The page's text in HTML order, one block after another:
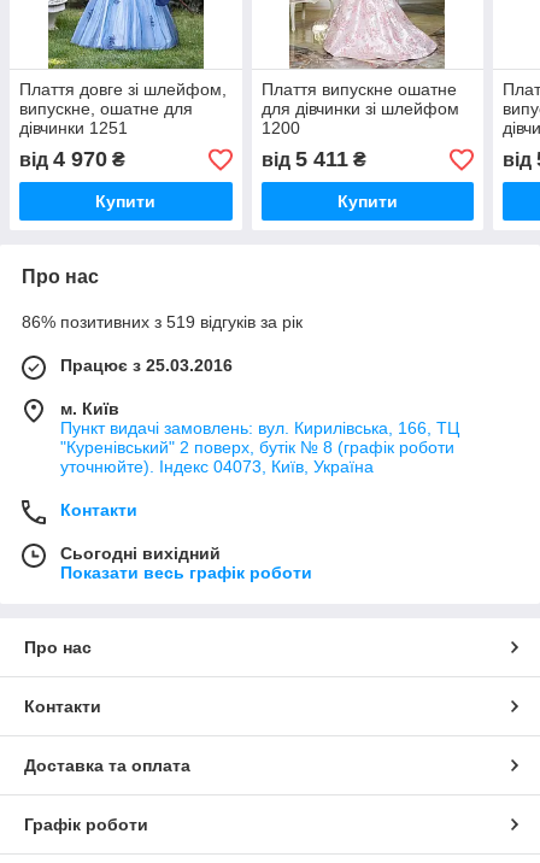
Плаття довге зі шлейфом,
випускне, ошатне для
дівчинки 1251
від 4 970 ₴
Купити
Плаття випускне ошатне
для дівчинки зі шлейфом
1200
від 5 411₴
Купити
від
Про нас
86% позитивних з 519 відгуків за рік
Працює з 25.03.2016
м. Київ
Пункт видачі замовлень: вул. Кирилівська, 166, ТЦ
"Куренівський" 2 поверх, бутік № 8 (графік роботи
уточнюйте). Індекс 04073, Київ, Україна
Контакти
Сьогодні вихідний
Показати весь графік роботи
Про нас
Контакти
Доставка та оплата
Графік роботи